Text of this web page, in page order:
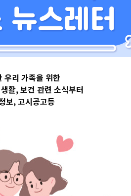
시강북
3 및 주간
우리 가족을 위한
활, 보건 관련 소식부터
보, 고시공고등